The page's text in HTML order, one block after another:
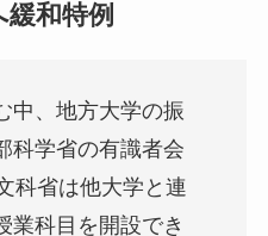
和特例
中、地方大学の振
科学省の有識者会
科省は他大学と連
業科目を開設でき